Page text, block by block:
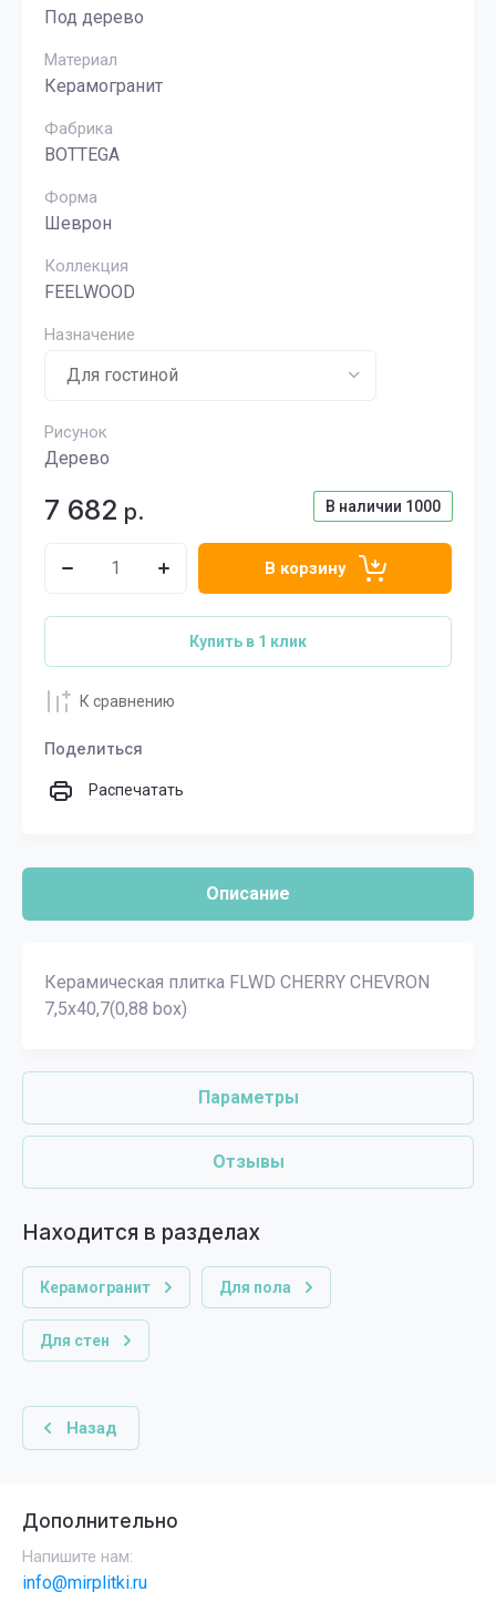
Под дерево
Материал
Керамогранит
Фабрика
BOTTEGA
Форма
Шеврон
Коллекция
FEELWOOD
Назначение
Рисунок
Дерево
В наличии 1000
7 682 р.
В корзину
Купить в 1 клик
К сравнению
Поделиться
Распечатать
Описание
Керамическая плитка FLWD CHERRY CHEVRON
7,5x40,7(0,88 box)
Параметры
Отзывы
Находится в разделах
Керамогранит Для пола
Для стен
Назад
Дополнительно
Напишите нам:
info@mirplitki.ru